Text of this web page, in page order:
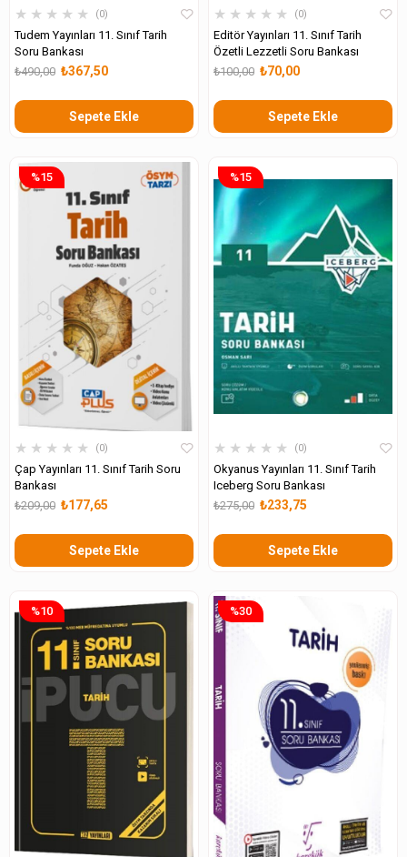
★ ★ ★ ★ ★ 0
Tudem Yayınları 11. Sınıf Tarih
Soru Bankası
₺367,50
₺490,00
Sepete Ekle
★ ★ ★ ★ ★ 0
Editör Yayınları 11. Sınıf Tarih
Özetli Lezzetli Soru Bankası
₺70,00
₺100,00
Sepete Ekle
★ ★ ★ ★ ★ 0
Çap Yayınları 11. Sınıf Tarih Soru
Bankası
₺177,65
₺209,00
Sepete Ekle
%15
★ ★ ★ ★ ★ 0
Okyanus Yayınları 11. Sınıf Tarih
Iceberg Soru Bankası
₺233,75
₺275,00
Sepete Ekle
%15
%10 %30